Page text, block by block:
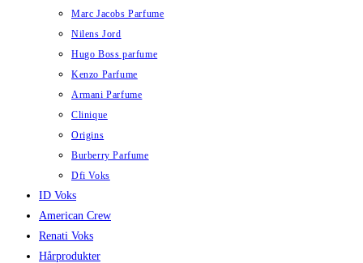
Marc Jacobs Parfume
Nilens Jord
Hugo Boss parfume
Kenzo Parfume
Armani Parfume
Clinique
Origins
Burberry Parfume
Dfi Voks
ID Voks
American Crew
Renati Voks
Hårprodukter